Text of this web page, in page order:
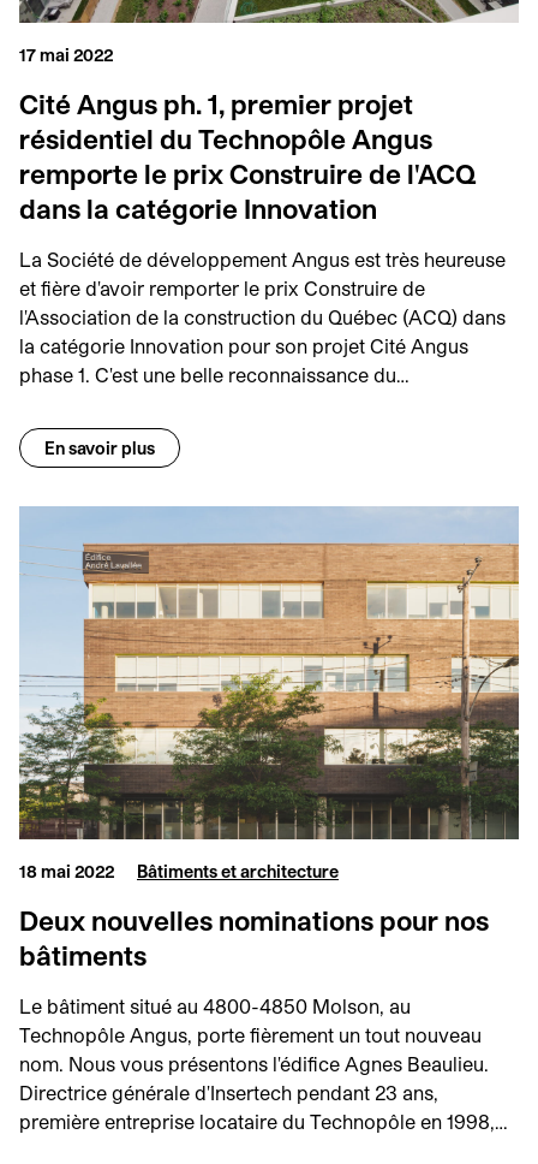
17 mai 2022
Cité Angus ph. 1, premier projet
résidentiel du Technopôle Angus
remporte le prix Construire de l'ACQ
dans la catégorie Innovation
La Société de développement Angus est très heureuse
et fière d'avoir remporter le prix Construire de
l'Association de la construction du Québec (ACQ) dans
la catégorie Innovation pour son projet Cité Angus
phase 1. C'est une belle reconnaissance du…
En savoir plus
18 mai 2022 Bâtiments et architecture
Deux nouvelles nominations pour nos
bâtiments
Le bâtiment situé au 4800-4850 Molson, au
Technopôle Angus, porte fièrement un tout nouveau
nom. Nous vous présentons l'édifice Agnes Beaulieu.
Directrice générale d'Insertech pendant 23 ans,
première entreprise locataire du Technopôle en 1998,…